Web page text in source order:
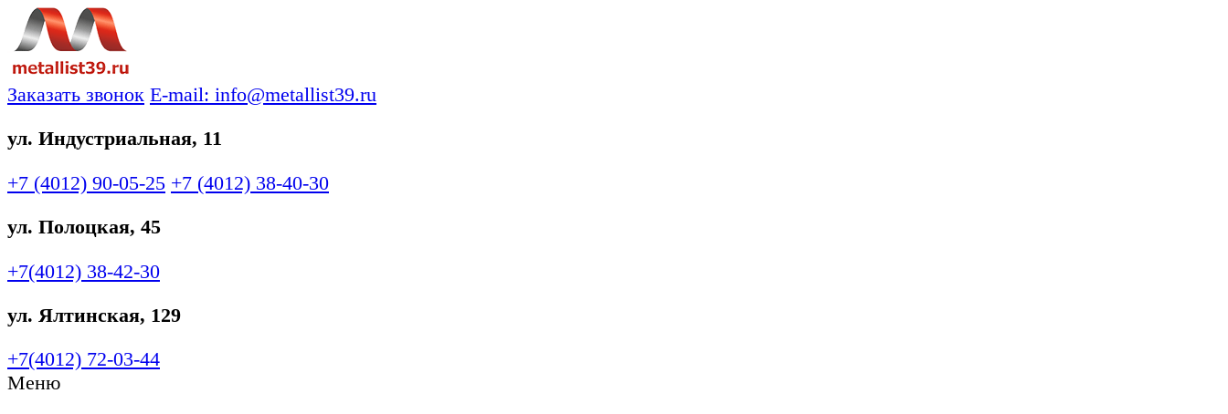
Заказать звонок E-mail: info@metallist39.ru
ул. Индустриальная, 11
+7 (4012) 90-05-25 +7 (4012) 38-40-30
ул. Полоцкая, 45
+7(4012) 38-42-30
ул. Ялтинская, 129
+7(4012) 72-03-44
Меню